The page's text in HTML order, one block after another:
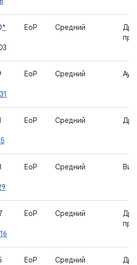
*
EoP Средний
EoP Средний
EoP Средний
EoP Средний
EoP Средний
EoP Средний